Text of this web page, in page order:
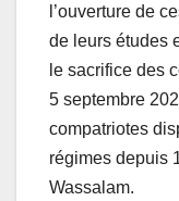
l’ouverture de
de leurs études
le sacrifice des
5 septembre
compatriotes
régimes depuis
Wassalam.